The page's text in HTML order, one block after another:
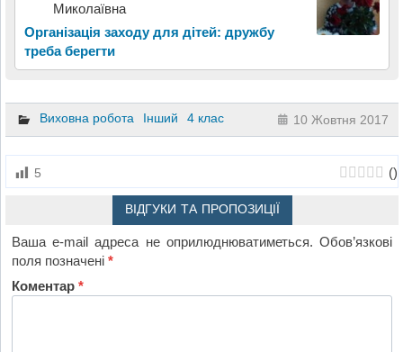
Миколаївна
Організація заходу для дітей: дружбу
треба берегти
Виховна робота Інший 4 клас 10 Жовтня 2017
5 ()
ВІДГУКИ ТА ПРОПОЗИЦІЇ
Ваша e-mail адреса не оприлюднюватиметься. Обов’язкові
поля позначені*
Коментар*